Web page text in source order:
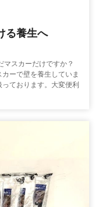
る養生へ
マスカーだけですか？
ーで壁を養生していま
ております。大変便利